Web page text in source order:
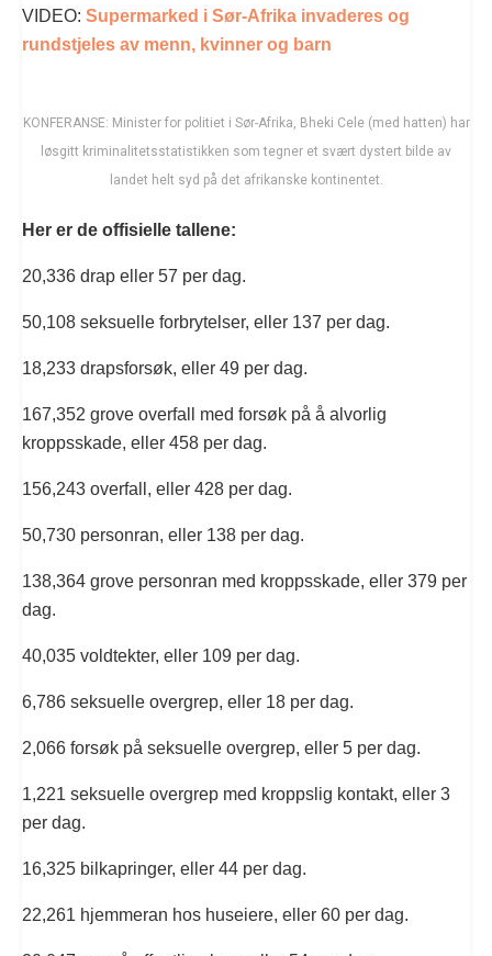
VIDEO: Supermarked i Sør-Afrika invaderes og
rundstjeles av menn, kvinner og barn
KONFERANSE: Minister for politiet i Sør-Afrika, Bheki Cele (med hatten) har
løsgitt kriminalitetsstatistikken som tegner et svært dystert bilde av
landet helt syd på det afrikanske kontinentet.
Her er de offisielle tallene:
20,336 drap eller 57 per dag.
50,108 seksuelle forbrytelser, eller 137 per dag.
18,233 drapsforsøk, eller 49 per dag.
167,352 grove overfall med forsøk på å alvorlig
kroppsskade, eller 458 per dag.
156,243 overfall, eller 428 per dag.
50,730 personran, eller 138 per dag.
138,364 grove personran med kroppsskade, eller 379 per
dag.
40,035 voldtekter, eller 109 per dag.
6,786 seksuelle overgrep, eller 18 per dag.
2,066 forsøk på seksuelle overgrep, eller 5 per dag.
1,221 seksuelle overgrep med kroppslig kontakt, eller 3
per dag.
16,325 bilkapringer, eller 44 per dag.
22,261 hjemmeran hos huseiere, eller 60 per dag.